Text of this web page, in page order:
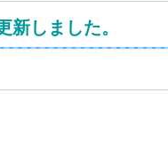
新しました。